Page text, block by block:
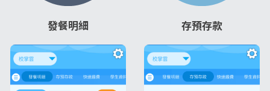
發餐明細 存預存款